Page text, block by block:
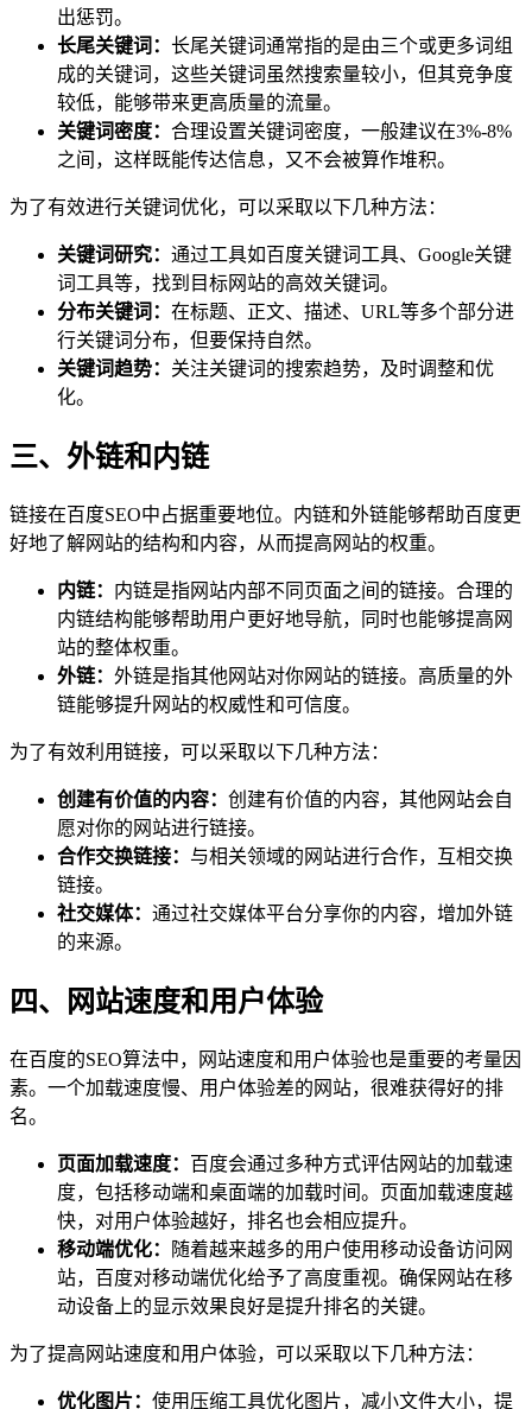
出惩罚。
长尾关键词： 长尾关键词通常指的是由三个或更多词组
成的关键词，这些关键词虽然搜索量较小，但其竞争度
较低，能够带来更高质量的流量。
关键词密度： 合理设置关键词密度，一般建议在3%-8%
之间，这样既能传达信息，又不会被算作堆积。
为了有效进行关键词优化，可以采取以下几种方法：
关键词研究： 通过工具如百度关键词工具、Google关键
词工具等，找到目标网站的高效关键词。
分布关键词： 在标题、正文、描述、URL等多个部分进
行关键词分布，但要保持自然。
关键词趋势： 关注关键词的搜索趋势，及时调整和优
化。
三、外链和内链
链接在百度SEO中占据重要地位。内链和外链能够帮助百度更
好地了解网站的结构和内容，从而提高网站的权重。
内链： 内链是指网站内部不同页面之间的链接。合理的
内链结构能够帮助用户更好地导航，同时也能够提高网
站的整体权重。
外链： 外链是指其他网站对你网站的链接。高质量的外
链能够提升网站的权威性和可信度。
为了有效利用链接，可以采取以下几种方法：
创建有价值的内容： 创建有价值的内容，其他网站会自
愿对你的网站进行链接。
合作交换链接： 与相关领域的网站进行合作，互相交换
链接。
社交媒体： 通过社交媒体平台分享你的内容，增加外链
的来源。
四、网站速度和用户体验
在百度的SEO算法中，网站速度和用户体验也是重要的考量因
素。一个加载速度慢、用户体验差的网站，很难获得好的排
名。
页面加载速度： 百度会通过多种方式评估网站的加载速
度，包括移动端和桌面端的加载时间。页面加载速度越
快，对用户体验越好，排名也会相应提升。
移动端优化：
随着越来越多的用户使用移动设备访问网
站，百度对移动端优化给予了高度重视。确保网站在移
动设备上的显示效果良好是提升排名的关键。
为了提高网站速度和用户体验，可以采取以下几种方法：
优化图片： 使用压缩工具优化图片，减小文件大小，提